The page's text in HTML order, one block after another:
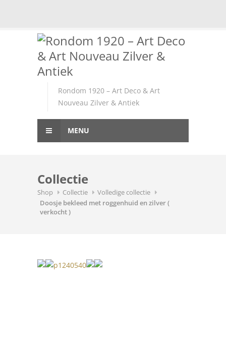
Rondom 1920 – Art Deco & Art
Nouveau Zilver & Antiek
MENU
Collectie
Shop Collectie
Volledige collectie
Doosje bekleed met roggenhuid en zilver (
verkocht )